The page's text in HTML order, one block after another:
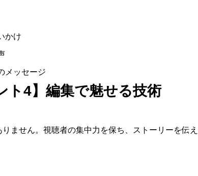
かけ
メッセージ
ト4】編集で魅せる技術
ません。視聴者の集中力を保ち、ストーリーを伝